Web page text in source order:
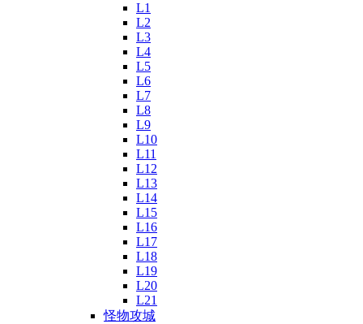
L1
L2
L3
L4
L5
L6
L7
L8
L9
L10
L11
L12
L13
L14
L15
L16
L17
L18
L19
L20
L21
怪物攻城